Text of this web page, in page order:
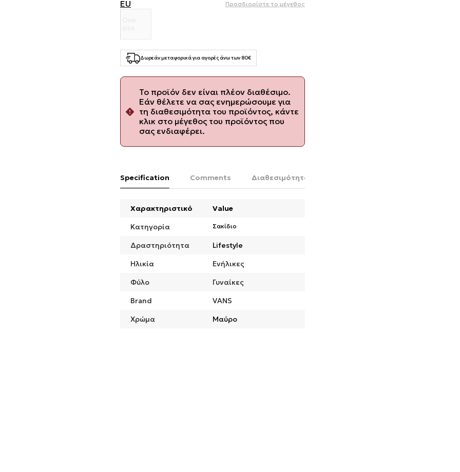
EU Προσδιορίστε το μέγεθος
Δωρεάν μεταφορικά για αγορές άνω των 80€
Το προϊόν δεν είναι πλέον διαθέσιμο.
Εάν θέλετε να σας ενημερώσουμε για
τη διαθεσιμότητα του προϊόντος, κάντε
κλικ στο μέγεθος του προϊόντος που
σας ενδιαφέρει.
Specification Comments Διαθεσιμότητα στο κατάστημα
Χαρακτηριστικό
Value
Κατηγορία
Σακίδιο
Δραστηριότητα
Lifestyle
Ηλικία
Ενήλικες
Φύλο
Γυναίκες
Brand
VANS
Χρώμα
Μαύρο